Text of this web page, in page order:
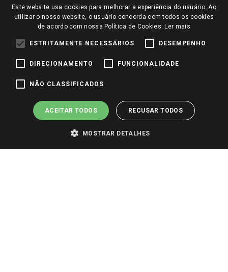
Perguntas frequentes
Trabalhe Conosco
Identidade Visual
Redes Sociais
Pagamento e Segurança
Este website usa cookies para melhorar a experiência do usuário. Ao
utilizar o nosso website, o usuário concorda com todos os cookies
de acordo com nossa Política de Cookies. Ler mais
ESTRITAMENTE NECESSÁRIOS DESEMPENHO
DIRECIONAMENTO FUNCIONALIDADE
NÃO CLASSIFICADOS
ACEITAR TODOS RECUSAR TODOS
MOSTRAR DETALHES